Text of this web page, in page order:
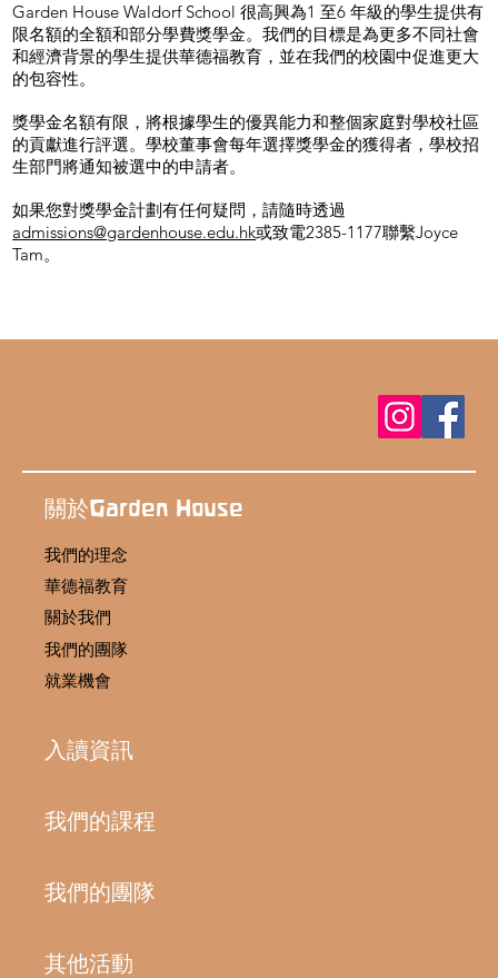
Garden House Waldorf School 很高興為1 至6 年級的學生提供有
限名額的全額和部分學費獎學金。我們的目標是為更多不同社會
和經濟背景的學生提供華德福教育，並在我們的校園中促進更大
的包容性。
獎學金名額有限，將根據學生的優異能力和整個家庭對學校社區
的貢獻進行評選。學校董事會每年選擇獎學金的獲得者，學校招
生部門將通知被選中的申請者。
如果您對獎學金計劃有任何疑問，請隨時透過
admissions@gardenhouse.edu.hk或致電2385-1177聯繫Joyce
Tam。
關於Garden House
我們的理念
華德福教育
關於我們
我們的團隊
就業機會
入讀資訊
我們的課程
我們的團隊
其他活動